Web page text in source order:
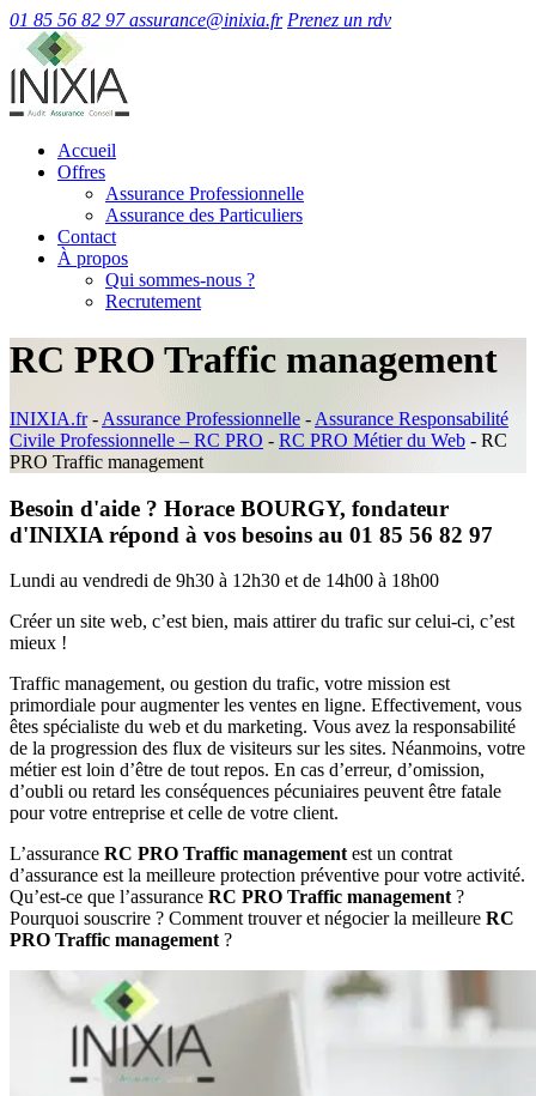
01 85 56 82 97 assurance@inixia.fr Prenez un rdv
Accueil
Offres
Assurance Professionnelle
Assurance des Particuliers
Contact
À propos
Qui sommes-nous ?
Recrutement
RC PRO Traffic management
INIXIA.fr- Assurance Professionnelle - Assurance Responsabilité
Civile Professionnelle – RC PRO - RC PRO Métier du Web - RC
PRO Traffic management
Besoin d'aide ? Horace BOURGY, fondateur
d'INIXIA répond à vos besoins au 01 85 56 82 97
Lundi au vendredi de 9h30 à 12h30 et de 14h00 à 18h00
Créer un site web, c’est bien, mais attirer du trafic sur celui-ci, c’est
mieux !
Traffic management, ou gestion du trafic, votre mission est
primordiale pour augmenter les ventes en ligne. Effectivement, vous
êtes spécialiste du web et du marketing. Vous avez la responsabilité
de la progression des flux de visiteurs sur les sites. Néanmoins, votre
métier est loin d’être de tout repos. En cas d’erreur, d’omission,
d’oubli ou retard les conséquences pécuniaires peuvent être fatale
pour votre entreprise et celle de votre client.
L’assurance RC PRO Traffic management est un contrat
d’assurance est la meilleure protection préventive pour votre activité.
Qu’est-ce que l’assurance RC PRO Traffic management ?
Pourquoi souscrire ? Comment trouver et négocier la meilleure RC
PRO Traffic management ?